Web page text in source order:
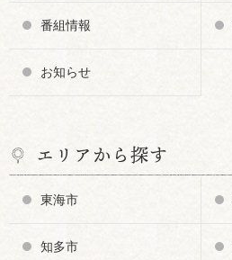
番組情報
お知らせ
エリアから探す
東海市
知多市